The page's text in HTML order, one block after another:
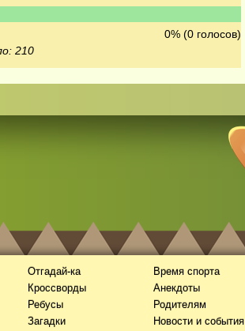
0% (0 голосов)
210
Отгадай-ка
Кроссворды
Ребусы
Загадки
Время спорта
Анекдоты
Родителям
Новости и события